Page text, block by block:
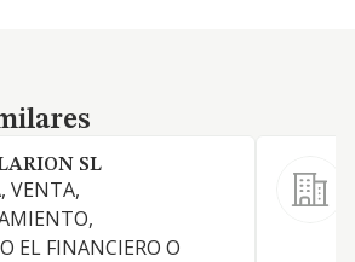
SL
VENTA,
EL FINANCIERO O